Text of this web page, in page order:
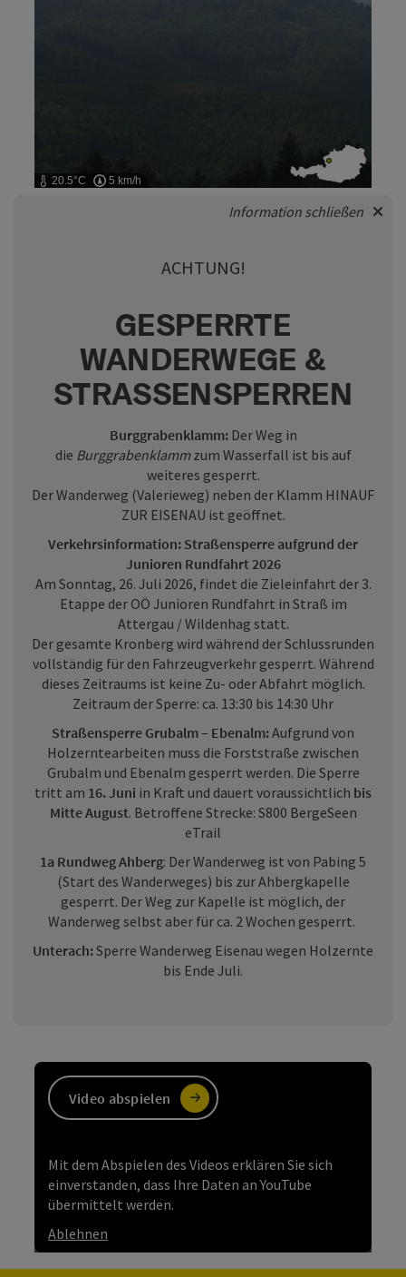
20.5°C 5 km/h
Information schließen
ACHTUNG!
GESPERRTE
WANDERWEGE &
STRASSENSPERREN
Burggrabenklamm: Der Weg in
die Burggrabenklammzum Wasserfall ist bis auf
weiteres gesperrt.
Der Wanderweg (Valerieweg) neben der Klamm HINAUF
ZUR EISENAU ist geöffnet.
Verkehrsinformation: Straßensperre aufgrund der
Junioren Rundfahrt 2026
Am Sonntag, 26. Juli 2026, findet die Zieleinfahrt der 3.
Etappe der OÖ Junioren Rundfahrt in Straß im
Attergau / Wildenhag statt.
Der gesamte Kronberg wird während der Schlussrunden
vollständig für den Fahrzeugverkehr gesperrt. Während
dieses Zeitraums ist keine Zu- oder Abfahrt möglich.
Zeitraum der Sperre: ca. 13:30 bis 14:30 Uhr
Straßensperre Grubalm – Ebenalm:Aufgrund von
Holzerntearbeiten muss die Forststraße zwischen
Grubalm und Ebenalm gesperrt werden. Die Sperre
tritt am 16. Juni in Kraft und dauert voraussichtlich bis
Mitte August. Betroffene Strecke: S800 BergeSeen
eTrail
1a Rundweg Ahberg: Der Wanderweg ist von Pabing 5
(Start des Wanderweges) bis zur Ahbergkapelle
gesperrt. Der Weg zur Kapelle ist möglich, der
Wanderweg selbst aber für ca. 2 Wochen gesperrt.
Unterach:Sperre Wanderweg Eisenau wegen Holzernte
bis Ende Juli.
https://youtu.be/Kqs6W62f1P4
Beschreibung
Video abspielen
Mit dem Abspielen des Videos erklären Sie sich
einverstanden, dass Ihre Daten an YouTube
übermittelt werden.
Ablehnen